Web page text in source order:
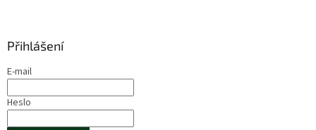
Přihlášení
E-mail
Heslo